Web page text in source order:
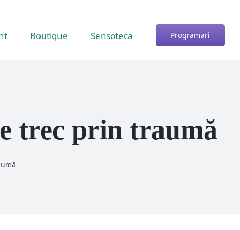
Boutique Sensoteca Programari
trec prin traumă